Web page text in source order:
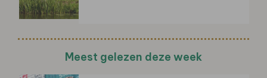
Meest gelezen deze week